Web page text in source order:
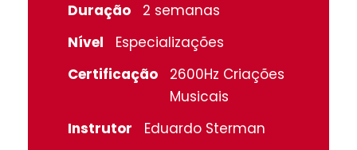
Duração
2 semanas
Nível
Especializações
Certificação
2600Hz Criações
Musicais
Instrutor
Eduardo Sterman